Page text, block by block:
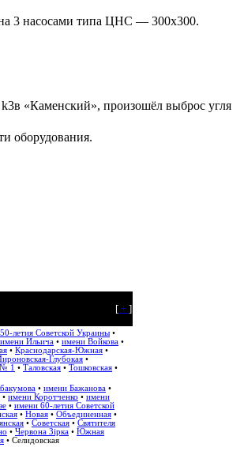
3 насосами типа ЦНС — 300х300.
«Каменский», произошёл выброс угля
оборудования.
[ + ]
летия Советской Украины •
имени Ильича • имени Войкова •
• Краснодарская-Южная •
Глубокая •
1 • Таловская • Тошковская •
• имени Бажанова •
• имени Коротченко • имени
• имени 60-летия Советской
• Новая • Объединенная •
• Советская • Святителя
• Червона Зірка • Южная
• Селидовская